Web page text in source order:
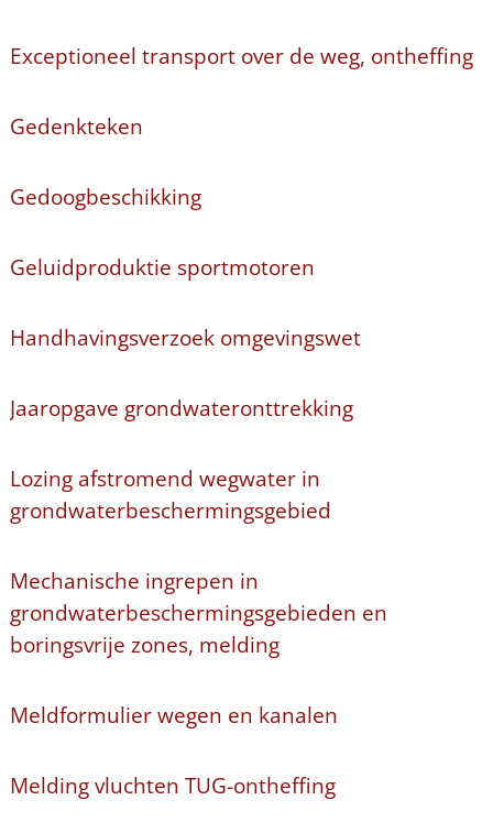
Exceptioneel transport over de weg, ontheffing
Gedenkteken
Gedoogbeschikking
Geluidproduktie sportmotoren
Handhavingsverzoek omgevingswet
Jaaropgave grondwateronttrekking
Lozing afstromend wegwater in
grondwaterbeschermingsgebied
Mechanische ingrepen in
grondwaterbeschermingsgebieden en
boringsvrije zones, melding
Meldformulier wegen en kanalen
Melding vluchten TUG-ontheffing